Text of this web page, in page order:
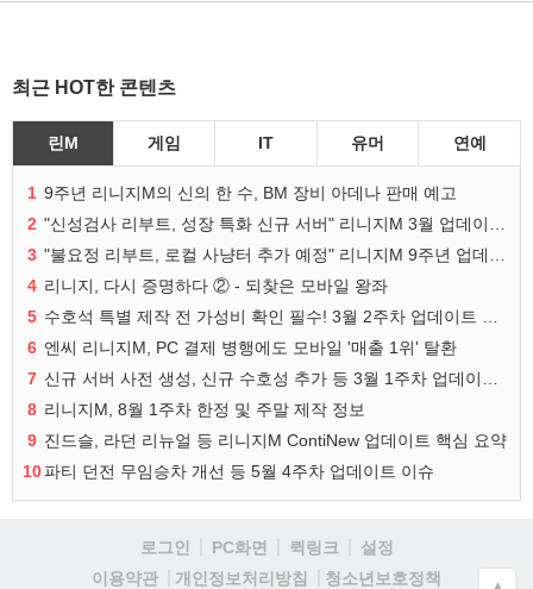
최근 HOT한 콘텐츠
린M 게임 IT 유머 연예
1 9주년 리니지M의 신의 한 수, BM 장비 아데나 판매 예고
2
3
4 리니지, 다시 증명하다 ② - 되찾은 모바일 왕좌
5
6 엔씨 리니지M, PC 결제 병행에도 모바일 '매출 1위' 탈환
7
8 리니지M, 8월 1주차 한정 및 주말 제작 정보
9 진드슬, 라던 리뉴얼 등 리니지M ContiNew 업데이트 핵심 요약
10파티 던전 무임승차 개선 등 5월 4주차 업데이트 이슈
로그인 PC화면 퀵링크
설정
이용약관
개인정보처리방침 청소년보호정책